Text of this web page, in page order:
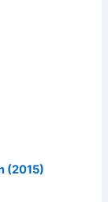
(2015)